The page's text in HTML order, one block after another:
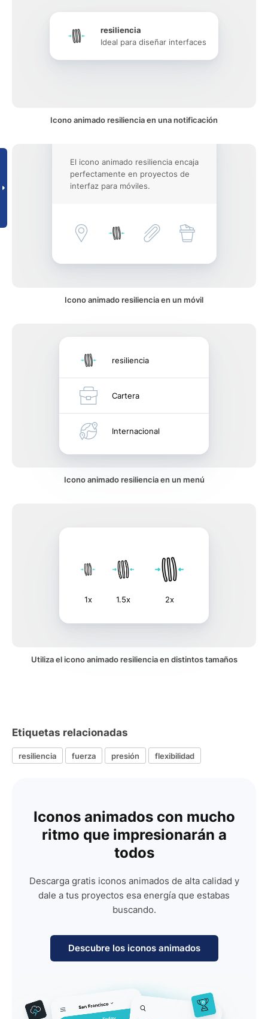
resiliencia
Ideal para diseñar interfaces
Icono animado resiliencia en una notificación
El icono animado resiliencia encaja
perfectamente en proyectos de
interfaz para móviles.
Icono animado resiliencia en un móvil
resiliencia
Cartera
Internacional
Icono animado resiliencia en un menú
1x 1.5x 2x
Utiliza el icono animado resiliencia en distintos tamaños
Etiquetas relacionadas
resiliencia fuerza presión flexibilidad
Iconos animados con mucho
ritmo que impresionarán a
todos
Descarga gratis iconos animados de alta calidad y
dale a tus proyectos esa energía que estabas
buscando.
Descubre los iconos animados